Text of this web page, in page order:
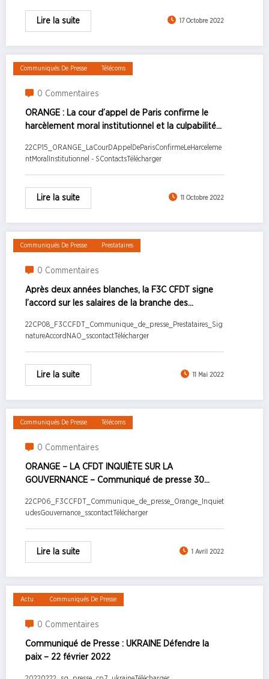
Lire la suite 17 Octobre 2022
Communiqués De Presse Télécoms
0 Commentaires
ORANGE : La cour d’appel de Paris confirme le
harcèlement moral institutionnel et la culpabilité
Communiqué de presse 3 octobre 2022
22CP15_ORANGE_LaCourDAppelDeParisConfirmeLeHarceleme
ntMoralInstitutionnel - SContactsTélécharger
Lire la suite 11 Octobre 2022
Communiqués De Presse Prestataires
0 Commentaires
Après deux années blanches, la F3C CFDT signe
l’accord sur les salaires de la branche des
et de l’évènement !
22CP08_F3CCFDT_Communique_de_presse_Prestataires_Sig
natureAccordNAO_sscontactTélécharger
Lire la suite 11 Mai 2022
Communiqués De Presse Télécoms
0 Commentaires
ORANGE – LA CFDT INQUIÈTE SUR LA
GOUVERNANCE – Communiqué de presse 30
22CP06_F3CCFDT_Communique_de_presse_Orange_Inquiet
udesGouvernance_sscontactTélécharger
Lire la suite 1 Avril 2022
Actu. Communiqués De Presse
0 Commentaires
Communiqué de Presse : UKRAINE Défendre la
paix – 22 février 2022